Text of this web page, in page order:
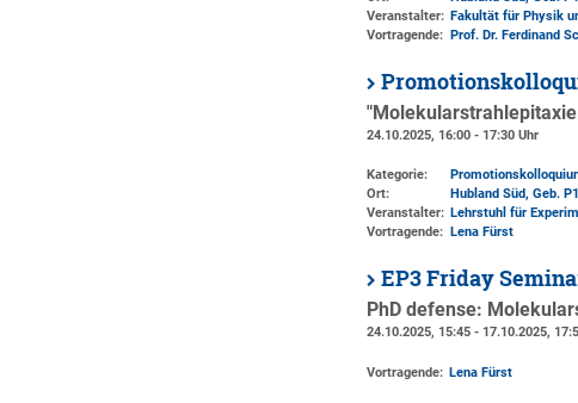
Veranstalter: Fakultät für Physik
Vortragende: Prof. Dr. Ferdinand
24.10.2025, 16:00 - 17:30 Uhr
Kategorie:
Ort:
Hubland Süd, Geb.
Veranstalter: Lehrstuhl für
Vortragende: Lena Fürst
EP3 Friday
PhD defense:
24.10.2025, 15:45 - 17.10.2025,
Vortragende: Lena Fürst